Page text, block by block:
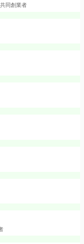
同創業者